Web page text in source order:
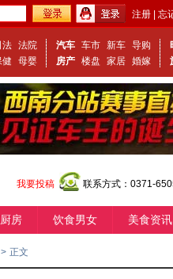
注册 忘
法 法院
健 母婴
汽车 车市 新车 导购
房产 楼盘 家居 婚嫁
我要投稿 联系方式：0371-
房 饮食男女 美食资讯
> 正文